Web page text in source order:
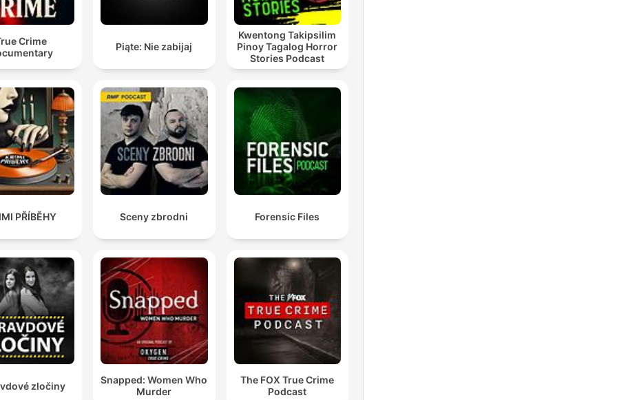
Crime
Piąte: Nie zabijaj
Kwentong Takipsilim
Pinoy Tagalog Horror
Stories Podcast
PŘÍBĚHY Sceny zbrodni Forensic Files
zločiny
Snapped: Women Who
Murder
The FOX True Crime
Podcast